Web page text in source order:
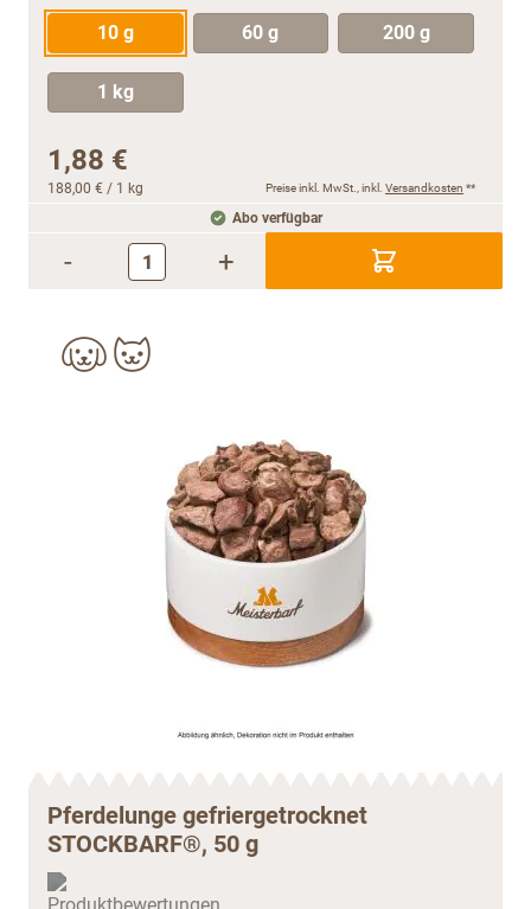
10 g 60 g 200 g
1 kg
1,88 €
188,00 € / 1 kg Preise inkl. MwSt., inkl. Versandkosten **
Abo verfügbar
- +
Pferdelunge gefriergetrocknet
STOCKBARF®, 50 g